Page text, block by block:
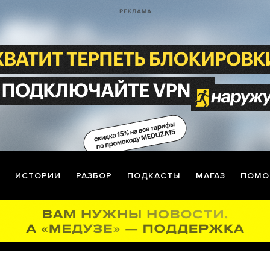
ИСТОРИИ РАЗБОР ПОДКАСТЫ МАГАЗ